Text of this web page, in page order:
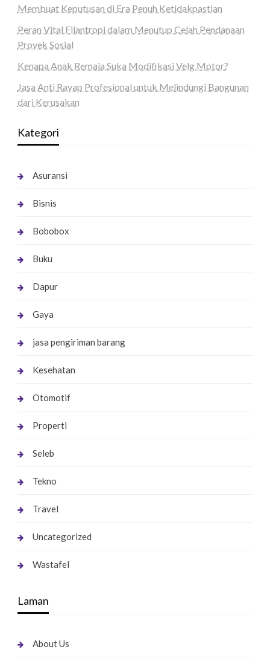
Membuat Keputusan di Era Penuh Ketidakpastian
Peran Vital Filantropi dalam Menutup Celah Pendanaan
Proyek Sosial
Kenapa Anak Remaja Suka Modifikasi Velg Motor?
Jasa Anti Rayap Profesional untuk Melindungi Bangunan
dari Kerusakan
Kategori
Asuransi
Bisnis
Bobobox
Buku
Dapur
Gaya
jasa pengiriman barang
Kesehatan
Otomotif
Properti
Seleb
Tekno
Travel
Uncategorized
Wastafel
Laman
About Us